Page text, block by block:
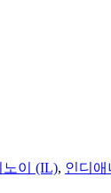
노이 (IL), 인디